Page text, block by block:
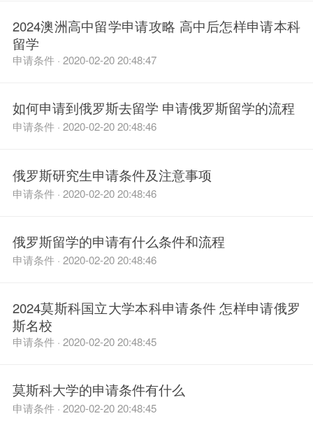
2024澳洲高中留学申请攻略 高中后怎样申请本科
留学
申请条件 · 2020-02-20 20:48:47
如何申请到俄罗斯去留学 申请俄罗斯留学的流程
申请条件 · 2020-02-20 20:48:46
俄罗斯研究生申请条件及注意事项
申请条件 · 2020-02-20 20:48:46
俄罗斯留学的申请有什么条件和流程
申请条件 · 2020-02-20 20:48:46
2024莫斯科国立大学本科申请条件 怎样申请俄罗
斯名校
申请条件 · 2020-02-20 20:48:45
莫斯科大学的申请条件有什么
申请条件 · 2020-02-20 20:48:45